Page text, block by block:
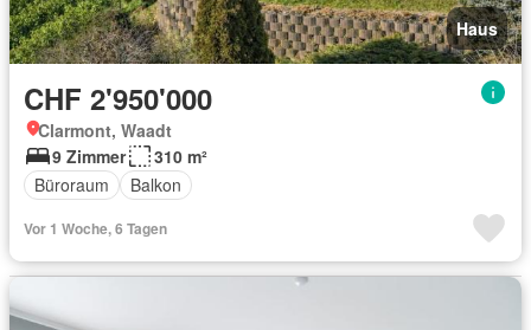
Haus
CHF 2'950'000
Clarmont, Waadt
9 Zimmer
310 m²
Büroraum
Balkon
Vor 1 Woche, 6 Tagen